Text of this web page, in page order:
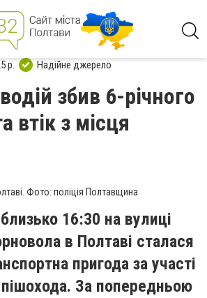
р. Надійне джерело
збив 6-річного
втік з місця
Фото: поліція Полтавщина
16:30 на вулиці
в Полтаві сталася
пригода за участі
За попередньою